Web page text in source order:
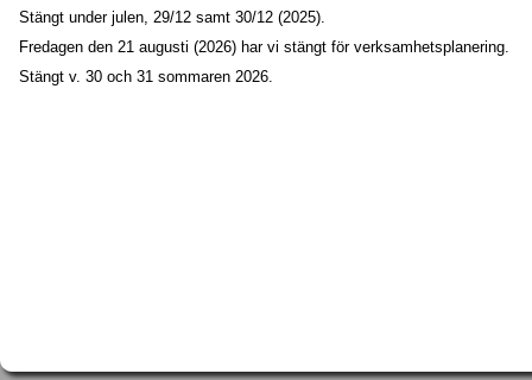
Stängt under julen, 29/12 samt 30/12 (2025).
Fredagen den 21 augusti (2026) har vi stängt för verksamhetsplanering.
Stängt v. 30 och 31 sommaren 2026.